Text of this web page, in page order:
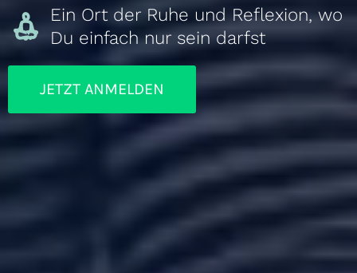
Ein Ort der Ruhe und Reflexion, wo
Du einfach nur sein darfst
JETZT ANMELDEN